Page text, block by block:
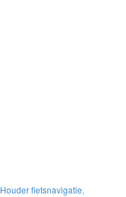
Houder fietsnavigatie,